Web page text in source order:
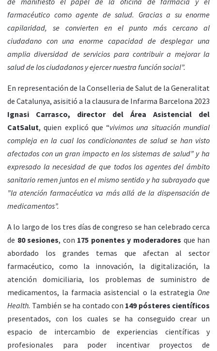
farmacéutico como agente de salud. Gracias a su enorme
capilaridad, se convierten en el punto más cercano al
ciudadano con una enorme capacidad de desplegar una
amplia diversidad de servicios para contribuir a mejorar la
salud de los ciudadanos y ejercer nuestra función social”.
En representación de la Conselleria de Salut de la Generalitat
de Catalunya, asisitió a la clausura de Infarma Barcelona 2023
Ignasi Carrasco, director del Área Asistencial del
CatSalut, quien explicó que “vivimos una situación mundial
compleja en la cual los condicionantes de salud se han visto
afectados con un gran impacto en los sistemas de salud” y ha
expresado la necesidad de que todos los agentes del ámbito
sanitario remen juntos en el mismo sentido y ha subrayado que
”la atención farmacéutica va más allá de la dispensación de
medicamentos”.
A lo largo de los tres días de congreso se han celebrado cerca
de 80 sesiones, con 175 ponentes y moderadores que han
abordado los grandes temas que afectan al sector
farmacéutico, como la innovación, la digitalización, la
atención domiciliaria, los problemas de suministro de
medicamentos, la farmacia asistencial o la estrategia One
Health. También se ha contado con 149 pósteres científicos
presentados, con los cuales se ha conseguido crear un
espacio de intercambio de experiencias científicas y
profesionales para poder incentivar proyectos de